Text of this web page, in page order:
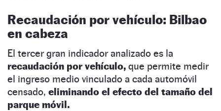
Recaudación por vehículo: Bilbao
en cabeza
El tercer gran indicador analizado es la
recaudación por vehículo, que permite medir
el ingreso medio vinculado a cada automóvil
censado, eliminando el efecto del tamaño del
parque móvil.